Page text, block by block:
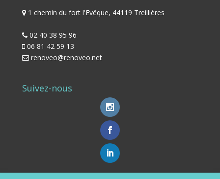
1 chemin du fort l'Evêque, 44119 Treillières
02 40 38 95 96
06 81 42 59 13
renoveo@renoveo.net
Suivez-nous